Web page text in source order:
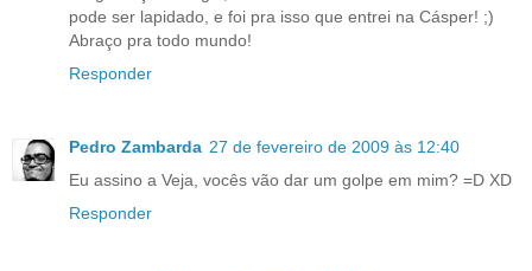
pode ser lapidado, e foi pra isso que entrei na Cásper! ;)
Abraço pra todo mundo!
Responder
Pedro Zambarda 27 de fevereiro de 2009 às 12:40
Eu assino a Veja, vocês vão dar um golpe em mim? =D XD
Responder